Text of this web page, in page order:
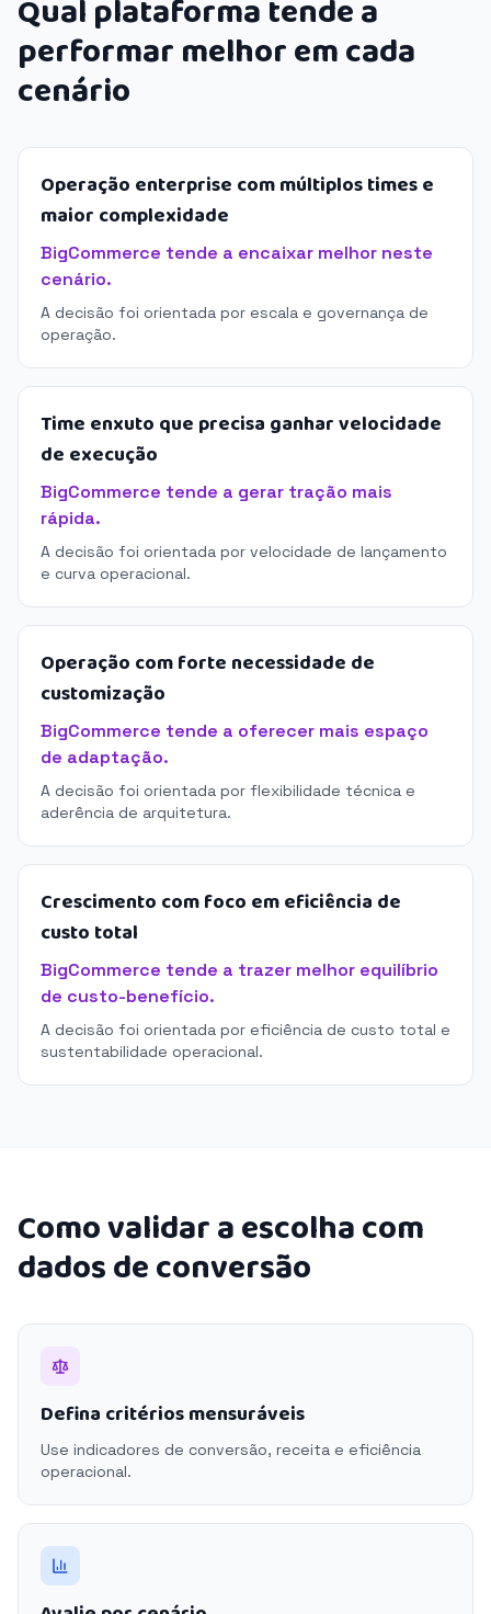
Qual plataforma tende a
performar melhor em cada
cenário
Operação enterprise com múltiplos times e
maior complexidade
BigCommerce tende a encaixar melhor neste
cenário.
A decisão foi orientada por escala e governança de
operação.
Time enxuto que precisa ganhar velocidade
de execução
BigCommerce tende a gerar tração mais
rápida.
A decisão foi orientada por velocidade de lançamento
e curva operacional.
Operação com forte necessidade de
customização
BigCommerce tende a oferecer mais espaço
de adaptação.
A decisão foi orientada por flexibilidade técnica e
aderência de arquitetura.
Crescimento com foco em eficiência de
custo total
BigCommerce tende a trazer melhor equilíbrio
de custo-benefício.
A decisão foi orientada por eficiência de custo total e
sustentabilidade operacional.
Como validar a escolha com
dados de conversão
Defina critérios mensuráveis
Use indicadores de conversão, receita e eficiência
operacional.